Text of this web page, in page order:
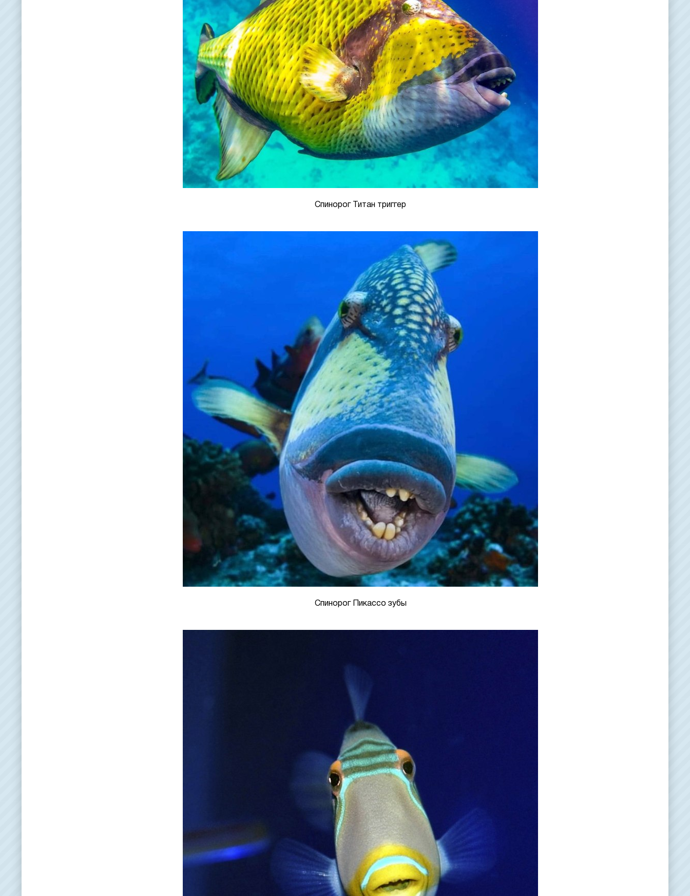
Спинорог Титан триггер
Спинорог Пикассо зубы